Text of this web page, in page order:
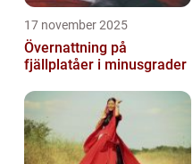
17 november 2025
Övernattning på
fjällplatåer i minusgrader